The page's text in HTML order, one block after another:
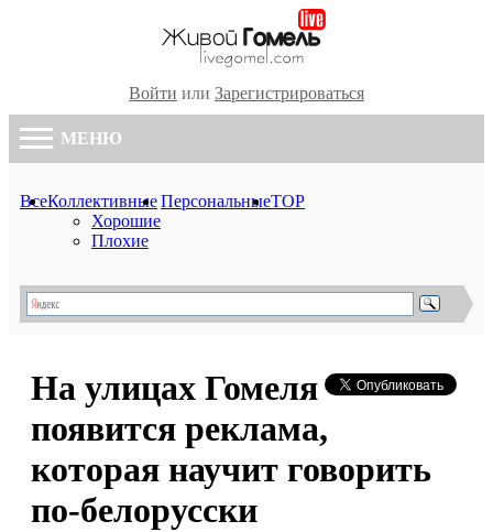
Войти или Зарегистрироваться
МЕНЮ
ВсеКоллективные
Хорошие
Плохие
ПерсональныеTOP
На улицах Гомеля
появится реклама,
которая научит говорить
по-белорусски